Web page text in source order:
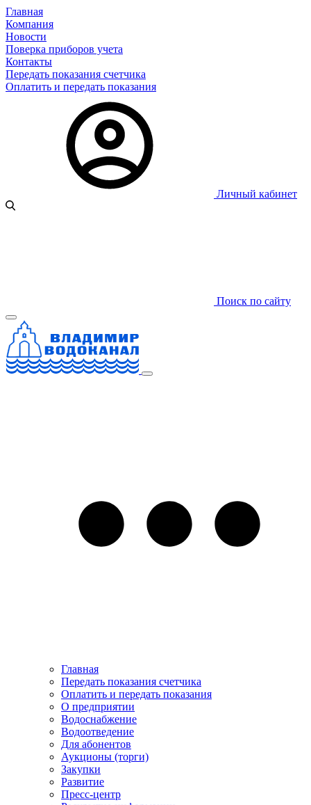
Главная
Компания
Новости
Поверка приборов учета
Контакты
Передать показания счетчика
Оплатить и передать показания
Личный кабинет
Поиск по сайту
Главная
Передать показания счетчика
Оплатить и передать показания
О предприятии
Водоснабжение
Водоотведение
Для абонентов
Аукционы (торги)
Закупки
Развитие
Пресс-центр